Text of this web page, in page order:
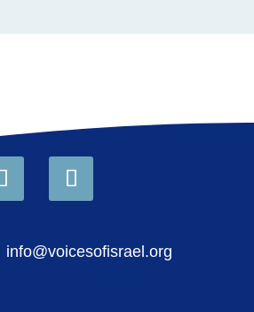
info@voicesofisrael.org